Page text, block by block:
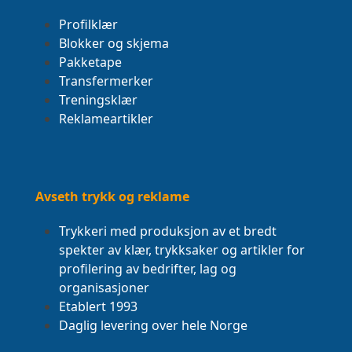
Profilklær
Blokker og skjema
Pakketape
Transfermerker
Treningsklær
Reklameartikler
Avseth trykk og reklame
Trykkeri med produksjon av et bredt
spekter av klær, trykksaker og artikler for
profilering av bedrifter, lag og
organisasjoner
Etablert 1993
Daglig levering over hele Norge